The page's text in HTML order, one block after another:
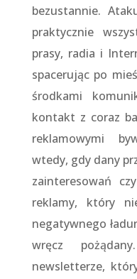
bezustannie.
praktycznie
prasy, radia i
spacerując po
środkami
kontakt z coraz
reklamowymi
wtedy, gdy dany
zainteresowań
reklamy, który
negatywnego
wręcz
newsletterze,